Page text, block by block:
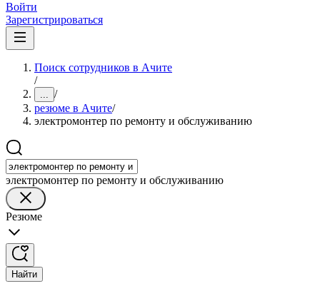
Войти
Зарегистрироваться
Поиск сотрудников в Ачите
/
... /
резюме в Ачите/
электромонтер по ремонту и обслуживанию
электромонтер по ремонту и обслуживанию
Резюме
Найти